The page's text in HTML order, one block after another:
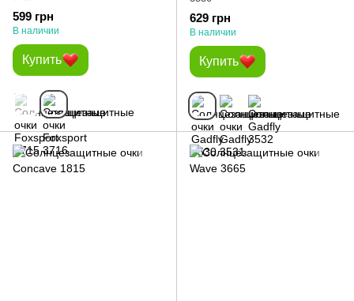
599 грн
В наличии
Купить
629 грн
В наличии
Купить